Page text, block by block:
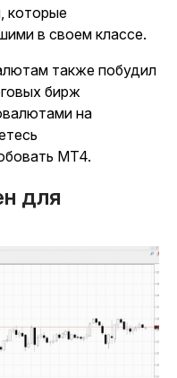
которые
в своем классе.
также побудил
бирж
на
MT4.
для